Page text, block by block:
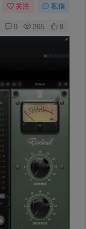
关注 私信
0 265 8
站长远程协助安